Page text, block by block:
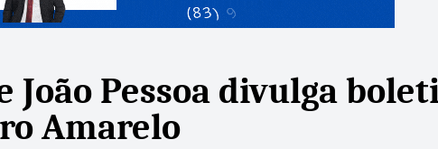
Pessoa divulga
Amarelo